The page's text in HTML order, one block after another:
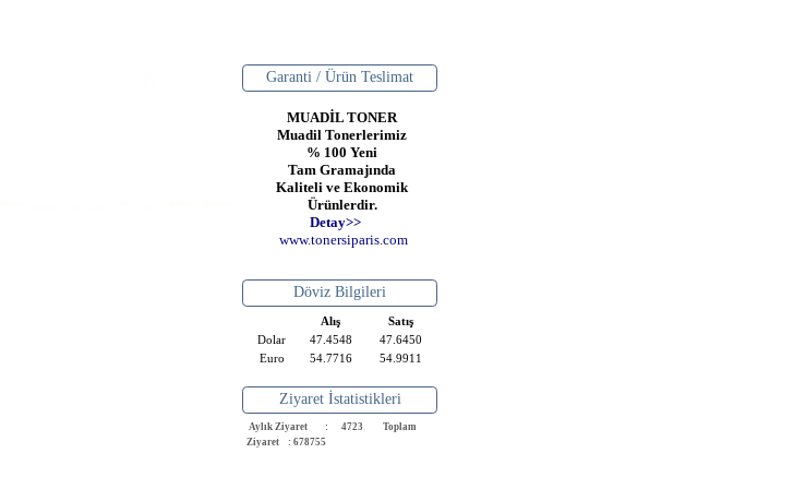
Garanti / Ürün Teslimat
MUADİL TONER
Muadil Tonerlerimiz
% 100 Yeni
Tam Gramajında
Kaliteli ve Ekonomik
Ürünlerdir.
Detay>>
www.tonersiparis.com
Döviz Bilgileri
Alış
Satış
Dolar
47.4548
47.6450
Euro
54.7716 54.9911
Ziyaret İstatistikleri
Aylık Ziyaret : 4723
Toplam
Ziyaret : 678755